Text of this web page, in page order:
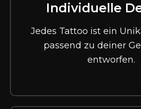
Individuelle
Jedes Tattoo ist ein
passend zu deiner
entworfen.